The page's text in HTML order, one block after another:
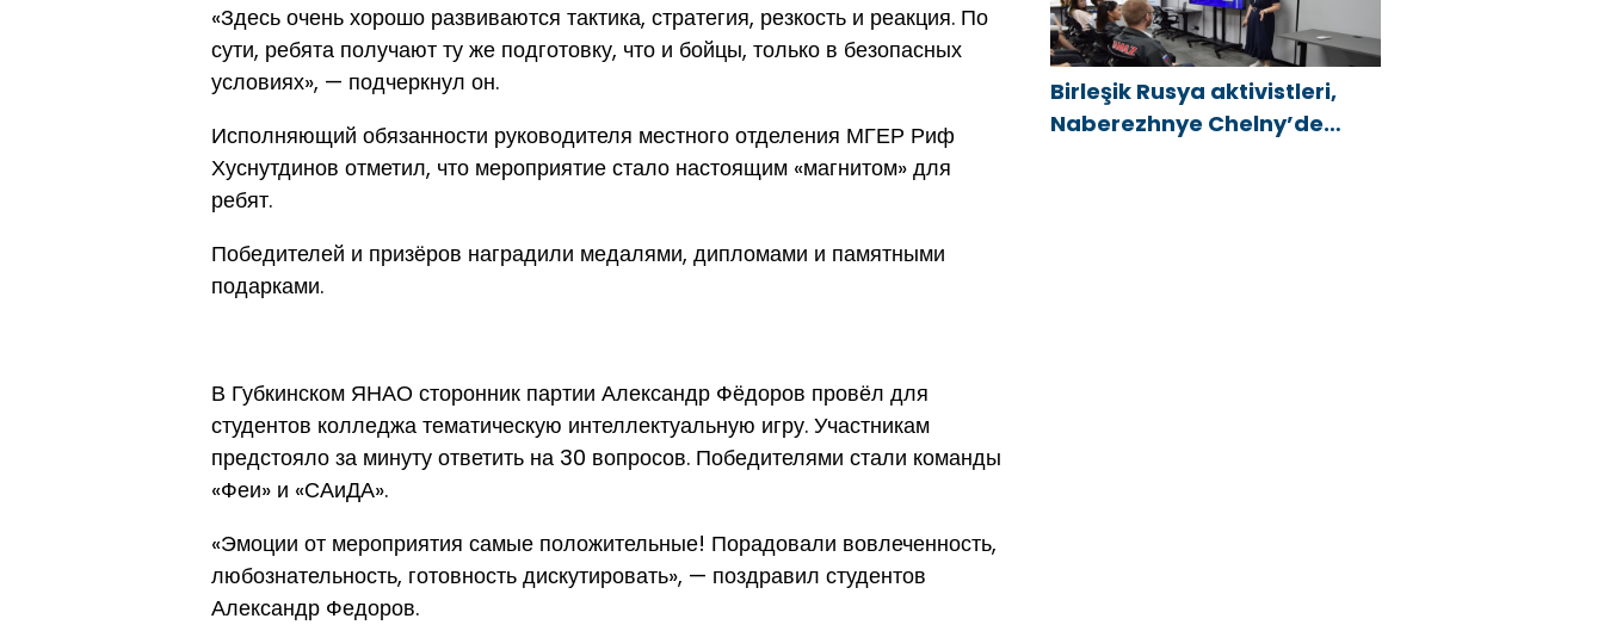
«Здесь очень хорошо развиваются тактика, стратегия, резкость и реакция. По
сути, ребята получают ту же подготовку, что и бойцы, только в безопасных
условиях», — подчеркнул он.
Исполняющий обязанности руководителя местного отделения МГЕР Риф
Хуснутдинов отметил, что мероприятие стало настоящим «магнитом» для
ребят.
Победителей и призёров наградили медалями, дипломами и памятными
подарками.
В Губкинском ЯНАО сторонник партии Александр Фёдоров провёл для
студентов колледжа тематическую интеллектуальную игру. Участникам
предстояло за минуту ответить на 30 вопросов. Победителями стали команды
«Феи» и «САиДА».
«Эмоции от мероприятия самые положительные! Порадовали вовлеченность,
любознательность, готовность дискутировать», — поздравил студентов
Александр Федоров.
программ поддержки женщин
Birleşik Rusya aktivistleri,
Naberezhnye Chelny’de